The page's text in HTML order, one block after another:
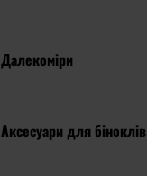
Далекоміри
Аксесуари для біноклів